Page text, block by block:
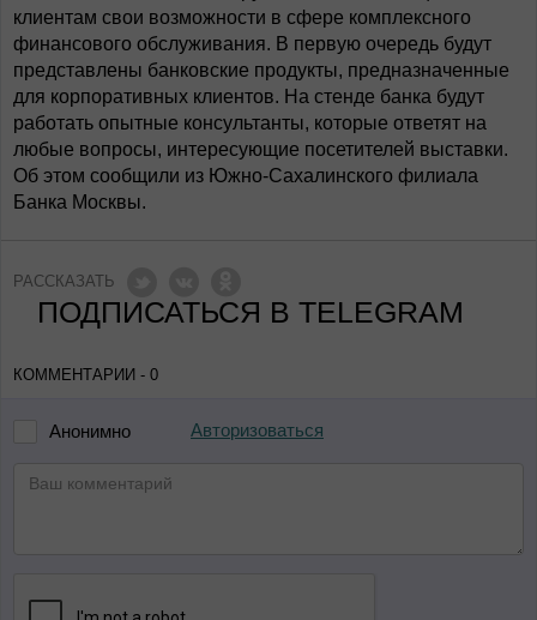
клиентам свои возможности в сфере комплексного
финансового обслуживания. В первую очередь будут
представлены банковские продукты, предназначенные
для корпоративных клиентов. На стенде банка будут
работать опытные консультанты, которые ответят на
любые вопросы, интересующие посетителей выставки.
Об этом сообщили из Южно-Сахалинского филиала
Банка Москвы.
РАССКАЗАТЬ
ПОДПИСАТЬСЯ В TELEGRAM
КОММЕНТАРИИ - 0
Анонимно Авторизоваться